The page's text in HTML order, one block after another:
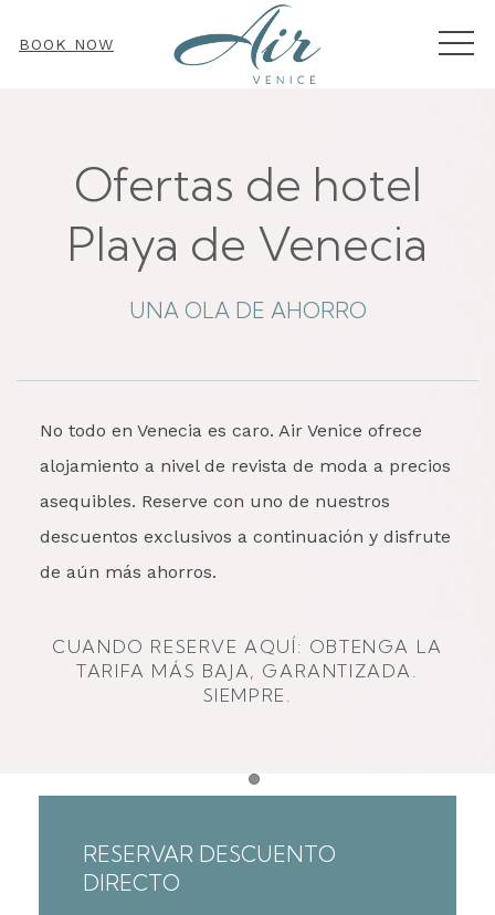
BOOK NOW
Ofertas de hotel
Playa de Venecia
UNA OLA DE AHORRO
No todo en Venecia es caro. Air Venice ofrece
alojamiento a nivel de revista de moda a precios
asequibles. Reserve con uno de nuestros
descuentos exclusivos a continuación y disfrute
de aún más ahorros.
CUANDO RESERVE AQUÍ: OBTENGA LA
TARIFA MÁS BAJA, GARANTIZADA.
SIEMPRE.
Item 1
RESERVAR DESCUENTO
DIRECTO